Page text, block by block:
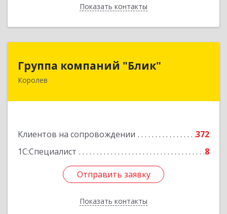
Показать контакты
Назад
Группа компаний "Блик"
Королев
Клиентов на сопровождении
372
1С:Специалист
8
Отправить заявку
Показать контакты
Группа компаний "Блик"
Отправить заявку
Назад